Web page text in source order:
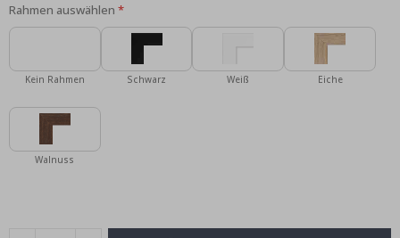
Rahmen auswählen
Kein Rahmen Schwarz Weiß Eiche
Walnuss